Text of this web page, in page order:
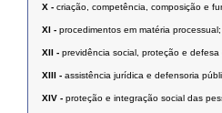
X - criação, competência, composição e
XI - procedimentos em matéria processual;
XII - previdência social, proteção e defesa
XIII - assistência jurídica e defensoria
XIV - proteção e integração social das